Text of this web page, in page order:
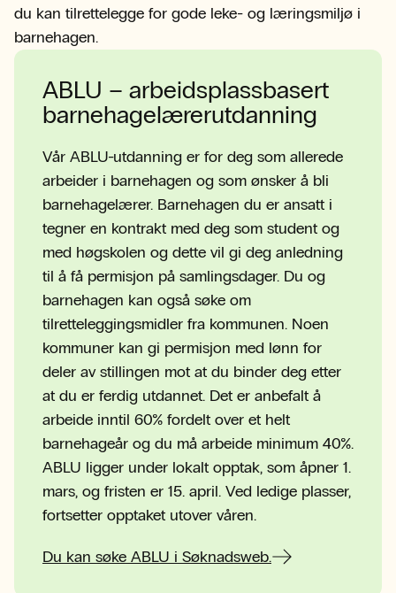
du kan tilrettelegge for gode leke- og læringsmiljø i
barnehagen.
ABLU – arbeidsplassbasert
barnehagelærerutdanning
Vår ABLU-utdanning er for deg som allerede
arbeider i barnehagen og som ønsker å bli
barnehagelærer. Barnehagen du er ansatt i
tegner en kontrakt med deg som student og
med høgskolen og dette vil gi deg anledning
til å få permisjon på samlingsdager. Du og
barnehagen kan også søke om
tilretteleggingsmidler fra kommunen. Noen
kommuner kan gi permisjon med lønn for
deler av stillingen mot at du binder deg etter
at du er ferdig utdannet. Det er anbefalt å
arbeide inntil 60% fordelt over et helt
barnehageår og du må arbeide minimum 40%.
ABLU ligger under lokalt opptak, som åpner 1.
mars, og fristen er 15. april. Ved ledige plasser,
fortsetter opptaket utover våren.
Du kan søke ABLU i Søknadsweb.